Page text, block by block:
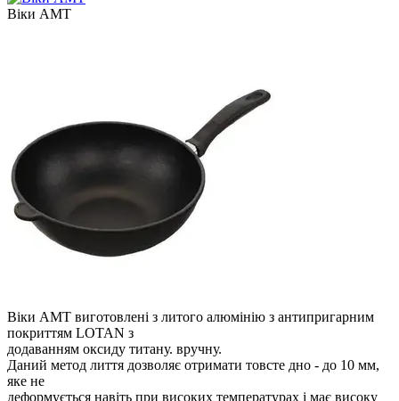
Віки АМТ
Віки АМТ виготовлені з литого алюмінію з антипригарним
покриттям LOTAN з
додаванням оксиду титану. вручну.
Даний метод лиття дозволяє отримати товсте дно - до 10 мм,
яке не
деформується навіть при високих температурах і має високу